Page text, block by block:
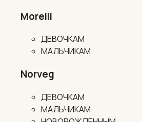
Morelli
ДЕВОЧКАМ
МАЛЬЧИКАМ
Norveg
ДЕВОЧКАМ
МАЛЬЧИКАМ